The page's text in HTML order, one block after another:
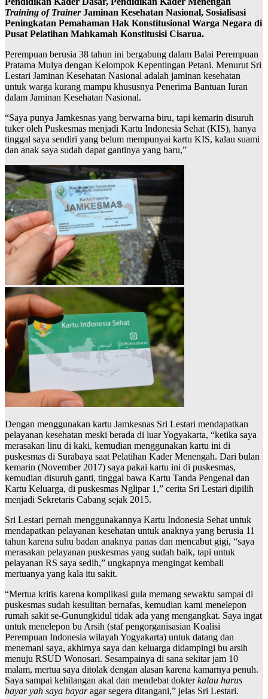
Training of TrainerJaminan Kesehatan Nasional, Sosialisasi
Peningkatan Pemahaman Hak Konstitusional Warga Negara di
Pusat Pelatihan Mahkamah Konstitusisi Cisarua.
Perempuan berusia 38 tahun ini bergabung dalam Balai Perempuan
Pratama Mulya dengan Kelompok Kepentingan Petani. Menurut Sri
Lestari Jaminan Kesehatan Nasional adalah jaminan kesehatan
untuk warga kurang mampu khususnya Penerima Bantuan Iuran
dalam Jaminan Kesehatan Nasional.
“Saya punya Jamkesnas yang berwarna biru, tapi kemarin disuruh
tuker oleh Puskesmas menjadi Kartu Indonesia Sehat (KIS), hanya
tinggal saya sendiri yang belum mempunyai kartu KIS, kalau suami
dan anak saya sudah dapat gantinya yang baru,”
Dengan menggunakan kartu Jamkesnas Sri Lestari mendapatkan
pelayanan kesehatan meski berada di luar Yogyakarta, “ketika saya
merasakan linu di kaki, kemudian menggunakan kartu ini di
puskesmas di Surabaya saat Pelatihan Kader Menengah. Dari bulan
kemarin (November 2017) saya pakai kartu ini di puskesmas,
kemudian disuruh ganti, tinggal bawa Kartu Tanda Pengenal dan
Kartu Keluarga, di puskesmas Nglipar 1,” cerita Sri Lestari dipilih
menjadi Sekretaris Cabang sejak 2015.
Sri Lestari pernah menggunakannya Kartu Indonesia Sehat untuk
mendapatkan pelayanan kesehatan untuk anaknya yang berusia 11
tahun karena suhu badan anaknya panas dan mencabut gigi, “saya
merasakan pelayanan puskesmas yang sudah baik, tapi untuk
pelayanan RS saya sedih,” ungkapnya mengingat kembali
mertuanya yang kala itu sakit.
“Mertua kritis karena komplikasi gula memang sewaktu sampai di
puskesmas sudah kesulitan bernafas, kemudian kami menelepon
rumah sakit se-Gunungkidul tidak ada yang mengangkat. Saya ingat
untuk menelepon bu Arsih (staf pengorganisasian Koalisi
Perempuan Indonesia wilayah Yogyakarta) untuk datang dan
menemani saya, akhirnya saya dan keluarga didampingi bu arsih
menuju RSUD Wonosari. Sesampainya di sana sekitar jam 10
malam, mertua saya ditolak dengan alasan karena kamarnya penuh.
Saya sampai kehilangan akal dan mendebat dokterkalau harus
bayar yah saya bayaragar segera ditangani,” jelas Sri Lestari.